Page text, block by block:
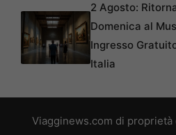
2 Agosto:
Domenica al
Ingresso
Italia
Viagginews.com di proprietà